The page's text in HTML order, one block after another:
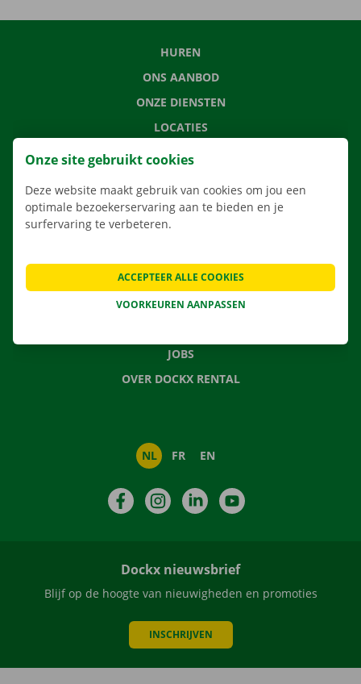
HUREN
ONS AANBOD
ONZE DIENSTEN
LOCATIES
APP
VEELGESTELDE VRAGEN
NIEUWS
JOBS
OVER DOCKX RENTAL
NL FR EN
FacebookInstagramLinkedIn
Dockx nieuwsbrief
Blijf op de hoogte van nieuwigheden en promoties
INSCHRIJVEN
Onze site gebruikt cookies
Deze website maakt gebruik van cookies om jou een
optimale bezoekerservaring aan te bieden en je
surfervaring te verbeteren.
VOORKEUREN AANPASSEN
ACCEPTEER ALLE COOKIES